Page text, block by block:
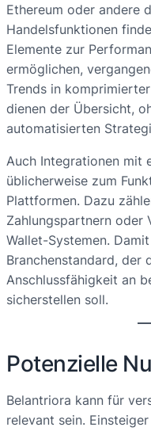
Ethereum oder andere
Handelsfunktionen
Elemente zur
ermöglichen,
Trends in
dienen der Übersicht,
automatisierten
Auch Integrationen mit
üblicherweise zum
Plattformen. Dazu
Zahlungspartnern oder
Wallet-Systemen.
Branchenstandard, der
Anschlussfähigkeit an
sicherstellen soll.
Potenzielle
Belantriora kann für
relevant sein.